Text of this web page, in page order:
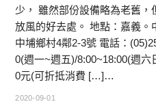
少， 雖然部份設備略為老舊
放風的好去處。 地點：嘉義
中埔鄉村4鄰2-3號 電話：
0(週一~週五)/8:00~18:00(週
0元(可折抵消費 […]…
2020-09-01